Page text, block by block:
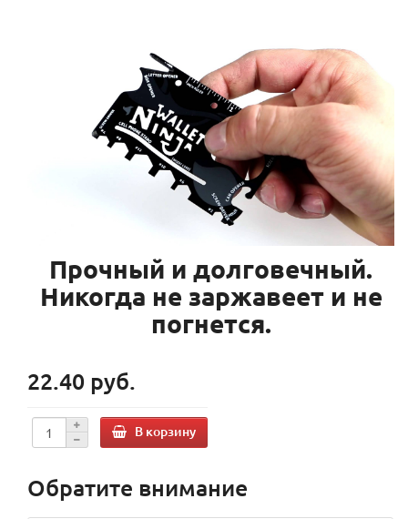
Прочный и долговечный.
Никогда не заржавеет и не
погнется.
22.40 руб.
В корзину
Обратите внимание